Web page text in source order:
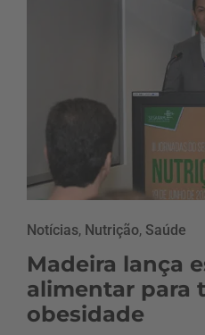
Notícias, Nutrição, Saúde
Madeira lança
alimentar para
obesidade